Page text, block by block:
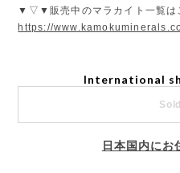
▼▽▼販売中のマラカイト一覧
https://
International
日本国内にお